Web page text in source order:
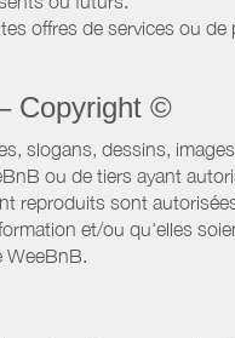
offres de services ou
Copyright ©
slogans, dessins,
ou de tiers ayant
reproduits sont
et/ou qu'elles
WeeBnB.